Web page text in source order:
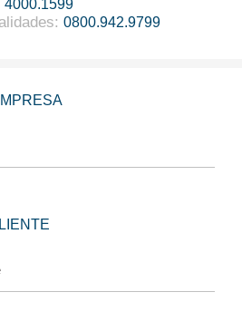
4000.1599
: 0800.942.9799